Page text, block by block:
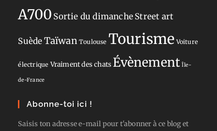
A700 Sortie du dimancheStreet art
SuèdeTaïwan Toulouse Tourisme Voiture
électrique Vraiment des chats Évènement Île-
de-France
Abonne-toi ici !
Saisis ton adresse e-mail pour t'abonner à ce blog et